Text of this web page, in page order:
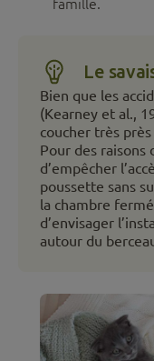
famille.
Le
Bien que les
(Kearney et al.,
coucher très
Pour des raisons
d’empêcher
poussette sans
la chambre
d’envisager
autour du